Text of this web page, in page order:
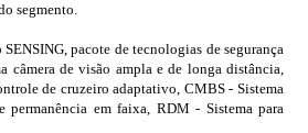
segmento.
pacote de tecnologias de segurança
câmera de visão ampla e de longa distância,
de cruzeiro adaptativo, CMBS - Sistema
permanência em faixa, RDM - Sistema para